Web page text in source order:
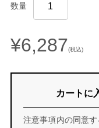
数量
¥6,287(税込)
カートに
注意事項内の同意